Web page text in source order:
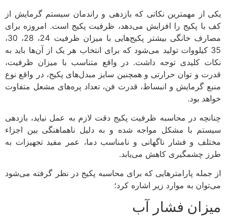
یکی از مهمترین نکاتی که بازدهی و راندمان سیستم گرمایش از
کف با پکیج را افزایش می‌دهد، ظرفیت پکیج است. امروزه برای
مصارف خانگی بیشتر پکیج‌هایی با میزان ظرفیت 24، 28، 30،
35 کیلووات تولید می‌شود که برای انتخاب هر یک از آن‌ها باید به
نکات کلیدی توجه داشت. در واقع متناسب با میزان ظرفیت،
قدرت و توان حرارتی و همچنین سایز مبدل‌های پکیج، در واقع نوع
منبع گرمایش و انبساط، قدرت فن، تعداد پره‌های مشعل متفاوت
خواهد بود.
چنانچه در محاسبه ظرفیت پکیج دقت لازم به عمل نیاید، بازدهی
سیستم با مشکل مواجه شده و به دلیل ناهماهنگی بین اجزاء
مختلف و فشار ناگهانی و نامناسب دما، عمر مفید تجهیزات به
طرز چشمگیری کاهش می‌یابد.
از جمله پارامترهایی که برای محاسبه پکیج در نظر گرفته می‌شود
می‌توان به موارد زیر اشاره کرد؛
میزان فشار آب